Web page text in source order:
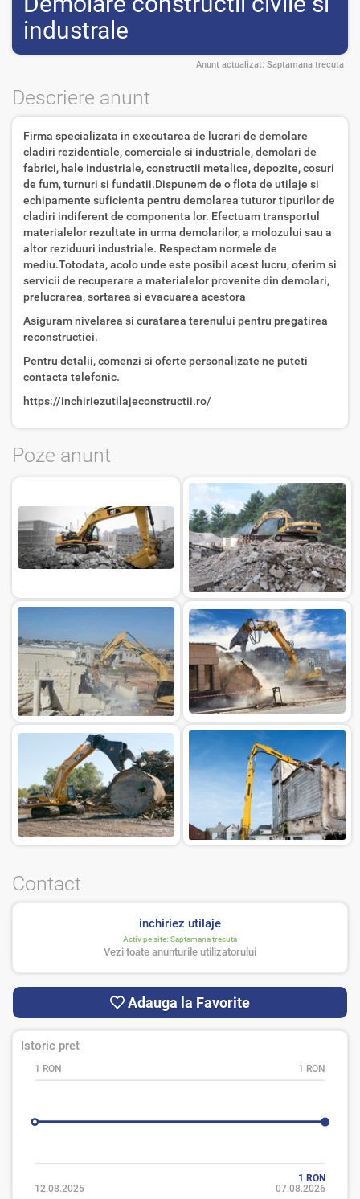
industrale
Anunt actualizat: Saptamana trecuta
Descriere anunt
Firma specializata in executarea de lucrari de demolare
cladiri rezidentiale, comerciale si industriale, demolari de
fabrici, hale industriale, constructii metalice, depozite, cosuri
de fum, turnuri si fundatii.Dispunem de o flota de utilaje si
echipamente suficienta pentru demolarea tuturor tipurilor de
cladiri indiferent de componenta lor. Efectuam transportul
materialelor rezultate in urma demolarilor, a molozului sau a
altor reziduuri industriale. Respectam normele de
mediu.Totodata, acolo unde este posibil acest lucru, oferim si
servicii de recuperare a materialelor provenite din demolari,
prelucrarea, sortarea si evacuarea acestora
Asiguram nivelarea si curatarea terenului pentru pregatirea
reconstructiei.
Pentru detalii, comenzi si oferte personalizate ne puteti
contacta telefonic.
https://inchiriezutilajeconstructii.ro/
Poze anunt
Contact
inchiriez utilaje
Activ pe site: Saptamana trecuta
Vezi toate anunturile utilizatorului
Adauga la Favorite
Istoric pret
1 RON 1 RON
1 RON
12.08.2025
07.08.2026